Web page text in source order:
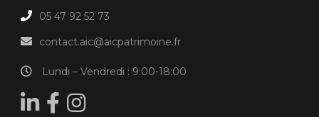
05 47 92 52 73
contact.aic@aicpatrimoine.fr
Lundi – Vendredi : 9:00-18:00